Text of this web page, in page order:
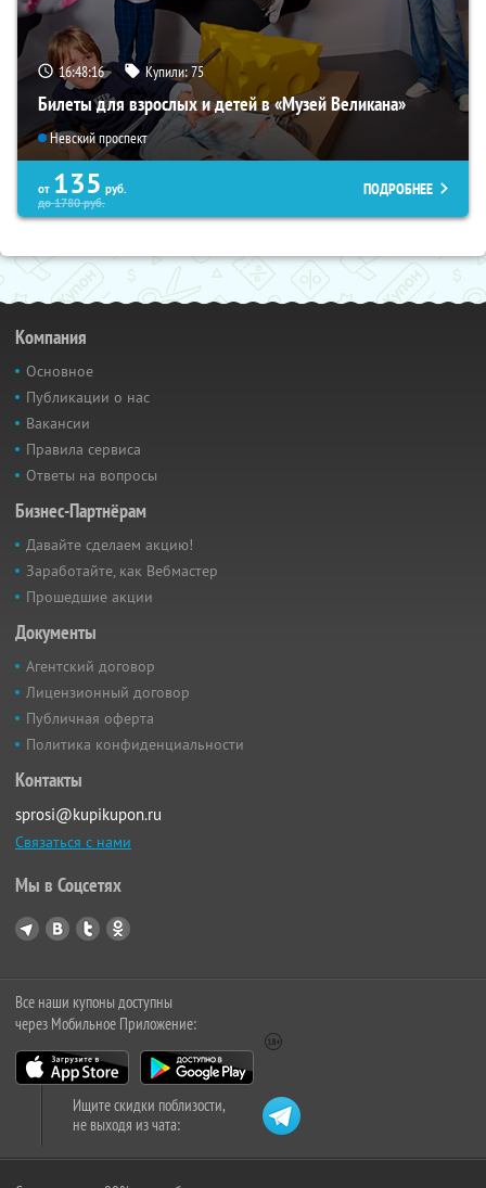
16:48:15 Купили:75
Билеты для взрослых и детей в «Музей Великана»
Невский проспект
от 135 руб.
до1780руб.
ПОДРОБНЕЕ
Компания
Основное
Публикации о нас
Вакансии
Правила сервиса
Ответы на вопросы
Бизнес-Партнёрам
Давайте сделаем акцию!
Заработайте, как Вебмастер
Прошедшие акции
Документы
Агентский договор
Лицензионный договор
Публичная оферта
Политика конфиденциальности
Контакты
sprosi@kupikupon.ru
Связаться с нами
Мы в Соцсетях
Все наши купоны доступны
через Мобильное Приложение:
Ищите скидки поблизости,
не выходя из чата: